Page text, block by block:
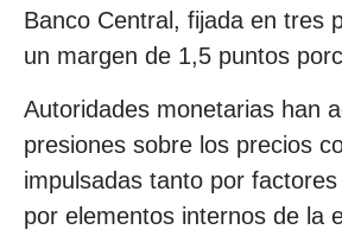
Banco Central, fijada en tres
un margen de 1,5 puntos
Autoridades monetarias han
presiones sobre los precios
impulsadas tanto por
por elementos internos de la